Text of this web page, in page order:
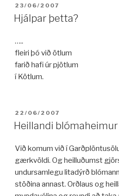
Byko“
BIRT:
23/06/2007
Hjálpar þetta?
…..
fleiri þó við ötlum
farið hafi úr pjötlum
í Kötlum.
BIRT:
22/06/2007
Heillandi blómaheimur
Við komum við í
gærkvöldi. Og heilluðumst
undursamlegu litadýrð
stöðina annast. Orðlaus og